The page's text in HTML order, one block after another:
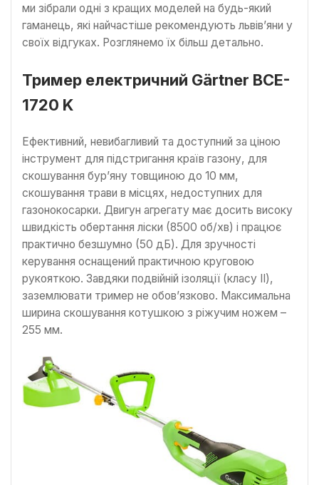
ми зібрали одні з кращих моделей на будь-який
гаманець, які найчастіше рекомендують львів’яни у
своїх відгуках. Розглянемо їх більш детально.
Тример електричний Gärtner BCE-
1720 K
Ефективний, невибагливий та доступний за ціною
інструмент для підстригання країв газону, для
скошування бур’яну товщиною до 10 мм,
скошування трави в місцях, недоступних для
газонокосарки. Двигун агрегату має досить високу
швидкість обертання ліски (8500 об/хв) і працює
практично безшумно (50 дБ). Для зручності
керування оснащений практичною круговою
рукояткою. Завдяки подвійній ізоляції (класу II),
заземлювати тример не обов’язково. Максимальна
ширина скошування котушкою з ріжучим ножем –
255 мм.